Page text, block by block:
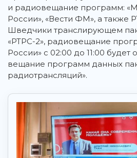
и радиовещание программ:
России», «Вести ФМ», а также
Шведчики транслирующем
«РТРС-2», радиовещание
России» с 02:00 до 11:00 будет
вещание программ данных
радиотрансляций».